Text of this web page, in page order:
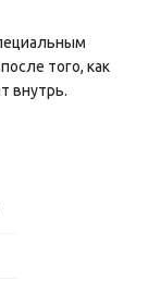
того, как
внутрь.